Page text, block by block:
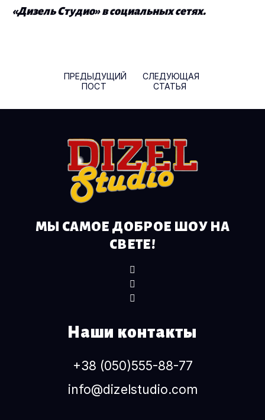
«Дизель Студио» в социальных сетях.
ПРЕДЫДУЩИЙ
ПОСТ
СЛЕДУЮЩАЯ
СТАТЬЯ
МЫ САМОЕ ДОБРОЕ ШОУ НА
СВЕТЕ!
Наши контакты
+38 (050)555-88-77
info@dizelstudio.com